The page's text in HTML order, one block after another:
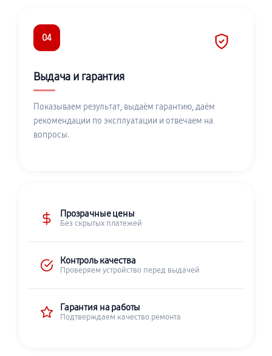
04
Выдача и гарантия
Показываем результат, выдаём гарантию, даём
рекомендации по эксплуатации и отвечаем на
вопросы.
Прозрачные цены
Без скрытых платежей
Контроль качества
Проверяем устройство перед выдачей
Гарантия на работы
Подтверждаем качество ремонта